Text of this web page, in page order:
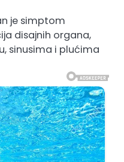
je simptom
disajnih organa,
sinusima i plućima